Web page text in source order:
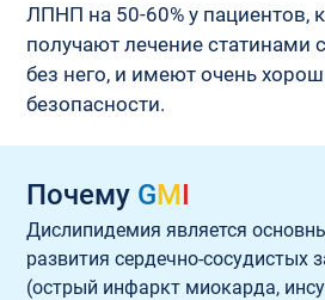
ЛПНП на 50-60% у пациентов,
получают лечение статинами
без него, и имеют очень
безопасности.
Почему GMI
Дислипидемия является
развития сердечно-сосудистых
(острый инфаркт миокарда,